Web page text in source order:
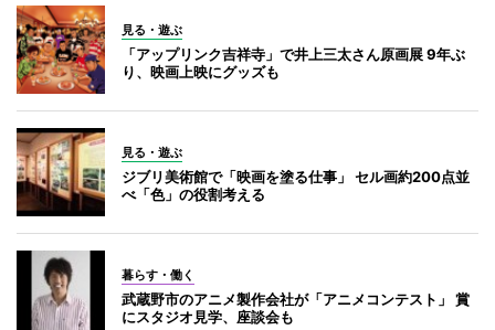
見る・遊ぶ
「アップリンク吉祥寺」で井上三太さん原画展 9年ぶ
り、映画上映にグッズも
見る・遊ぶ
ジブリ美術館で「映画を塗る仕事」 セル画約200点並
べ「色」の役割考える
暮らす・働く
武蔵野市のアニメ製作会社が「アニメコンテスト」 賞
にスタジオ見学、座談会も